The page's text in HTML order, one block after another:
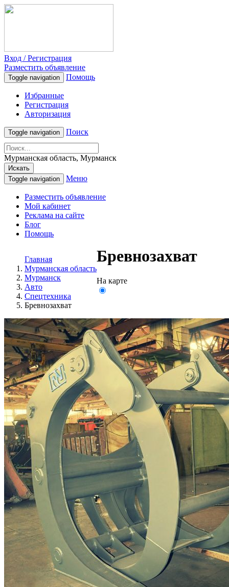
Вход / Регистрация
Разместить объявление
Toggle navigation Помощь
Избранные
Регистрация
Авторизация
Toggle navigation Поиск
Мурманская область, Мурманск
Искать
Toggle navigation
Меню
Разместить объявление
Мой кабинет
Реклама на сайте
Блог
Помощь
Главная
Мурманская область
Мурманск
Авто
Спецтехника
Бревнозахват
Бревнозахват
На карте